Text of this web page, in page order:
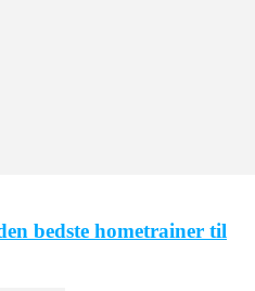
bedste hometrainer til